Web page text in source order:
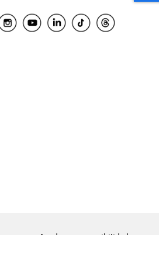
Ayuda para accesibilidad